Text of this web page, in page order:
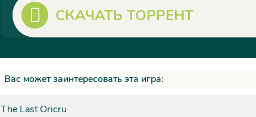
СКАЧАТЬ ТОРРЕНТ
Вас может заинтересовать эта игра:
The Last Oricru